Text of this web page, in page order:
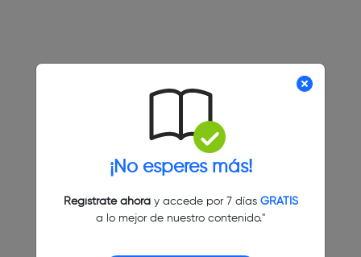
¡No esperes más!
Regístrate ahoray accede por 7 días GRATIS
a lo mejor de nuestro contenido."